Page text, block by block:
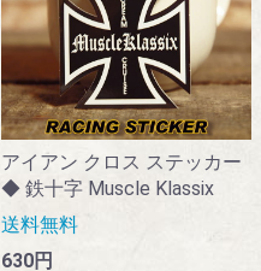
アイアン クロス ステッカー
◆ 鉄十字 Muscle Klassix
送料無料
630円